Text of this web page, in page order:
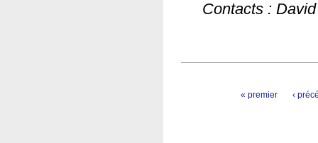
Contacts :
« premier ‹